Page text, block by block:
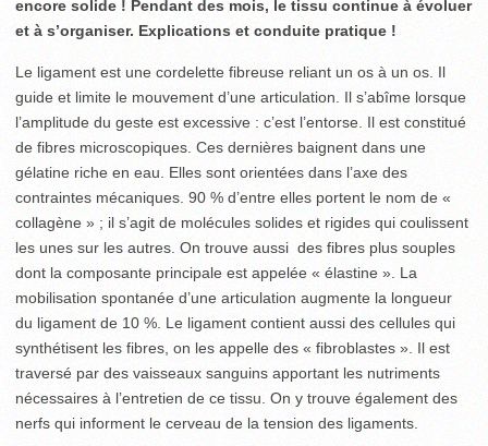
encore solide ! Pendant des mois, le tissu continue à évoluer
et à s’organiser. Explications et conduite pratique !
Le ligament est une cordelette fibreuse reliant un os à un os. Il
guide et limite le mouvement d’une articulation. Il s’abîme lorsque
l’amplitude du geste est excessive : c’est l’entorse. Il est constitué
de fibres microscopiques. Ces dernières baignent dans une
gélatine riche en eau. Elles sont orientées dans l’axe des
contraintes mécaniques. 90 % d’entre elles portent le nom de «
collagène » ; il s’agit de molécules solides et rigides qui coulissent
les unes sur les autres. On trouve aussi des fibres plus souples
dont la composante principale est appelée « élastine ». La
mobilisation spontanée d’une articulation augmente la longueur
du ligament de 10 %. Le ligament contient aussi des cellules qui
synthétisent les fibres, on les appelle des « fibroblastes ». Il est
traversé par des vaisseaux sanguins apportant les nutriments
nécessaires à l’entretien de ce tissu. On y trouve également des
nerfs qui informent le cerveau de la tension des ligaments.